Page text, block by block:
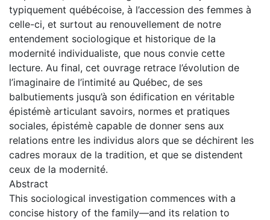
typiquement québécoise, à l’accession des femmes à
celle-ci, et surtout au renouvellement de notre
entendement sociologique et historique de la
modernité individualiste, que nous convie cette
lecture. Au final, cet ouvrage retrace l’évolution de
l’imaginaire de l’intimité au Québec, de ses
balbutiements jusqu’à son édification en véritable
épistémè articulant savoirs, normes et pratiques
sociales, épistémè capable de donner sens aux
relations entre les individus alors que se déchirent les
cadres moraux de la tradition, et que se distendent
ceux de la modernité.
Abstract
This sociological investigation commences with a
concise history of the family—and its relation to